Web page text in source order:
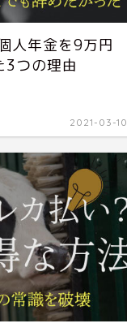
人年金を9万円
3つの理由
2021-03-10